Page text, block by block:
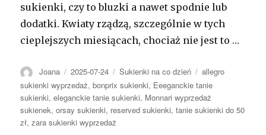
sukienki, czy to bluzki a nawet spodnie lub
dodatki. Kwiaty rządzą, szczególnie w tych
cieplejszych miesiącach, chociaż nie jest to …
Autor
Joana Opublikowano
2025-07-24 Kategorie
Sukienki na co dzień Tagi
allegro
sukienki wyprzedaż,bonprix sukienki, Eeeganckie tanie
sukienki,eleganckie tanie sukienki, Monnari wyprzedaż
sukienek,orsay sukienki, reserved sukienki,tanie sukienki do 50
zł,zara sukienki wyprzedaż